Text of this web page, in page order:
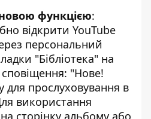
функцією:
відкрити YouTube
персональний
"Бібліотека" на
сповіщення: "Нове!
для прослуховування в
використання